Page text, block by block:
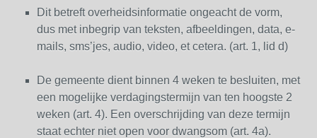
Dit betreft overheidsinformatie ongeacht de vorm,
dus met inbegrip van teksten, afbeeldingen, data, e-
mails, sms’jes, audio, video, et cetera. (art. 1, lid d)
De gemeente dient binnen 4 weken te besluiten, met
een mogelijke verdagingstermijn van ten hoogste 2
weken (art. 4). Een overschrijding van deze termijn
staat echter niet open voor dwangsom (art. 4a).